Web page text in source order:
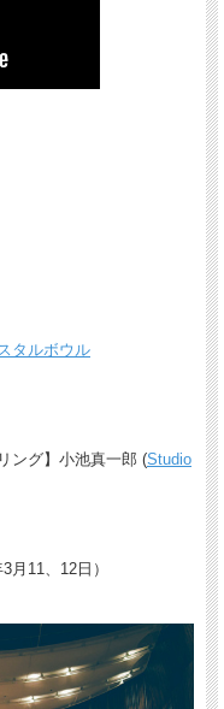
タルボウル
ング】小池真一郎 (Studio
月11、12日）